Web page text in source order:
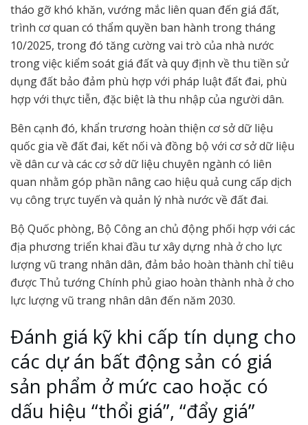
tháo gỡ khó khăn, vướng mắc liên quan đến giá đất,
trình cơ quan có thẩm quyền ban hành trong tháng
10/2025, trong đó tăng cường vai trò của nhà nước
trong việc kiểm soát giá đất và quy định về thu tiền sử
dụng đất bảo đảm phù hợp với pháp luật đất đai, phù
hợp với thực tiễn, đặc biệt là thu nhập của người dân.
Bên cạnh đó, khẩn trương hoàn thiện cơ sở dữ liệu
quốc gia về đất đai, kết nối và đồng bộ với cơ sở dữ liệu
về dân cư và các cơ sở dữ liệu chuyên ngành có liên
quan nhằm góp phần nâng cao hiệu quả cung cấp dịch
vụ công trực tuyến và quản lý nhà nước về đất đai.
Bộ Quốc phòng, Bộ Công an chủ động phối hợp với các
địa phương triển khai đầu tư xây dựng nhà ở cho lực
lượng vũ trang nhân dân, đảm bảo hoàn thành chỉ tiêu
được Thủ tướng Chính phủ giao hoàn thành nhà ở cho
lực lượng vũ trang nhân dân đến năm 2030.
Đánh giá kỹ khi cấp tín dụng cho
các dự án bất động sản có giá
sản phẩm ở mức cao hoặc có
dấu hiệu “thổi giá”, “đẩy giá”